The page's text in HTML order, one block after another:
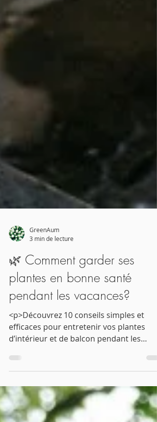
GreenAum
3 min de lecture
🌿 Comment garder ses
plantes en bonne santé
pendant les vacances?
<p>Découvrez 10 conseils simples et
d’intérieur et de balcon pendant les
vacances et les retrouver en pleine forme
au retour.</p>